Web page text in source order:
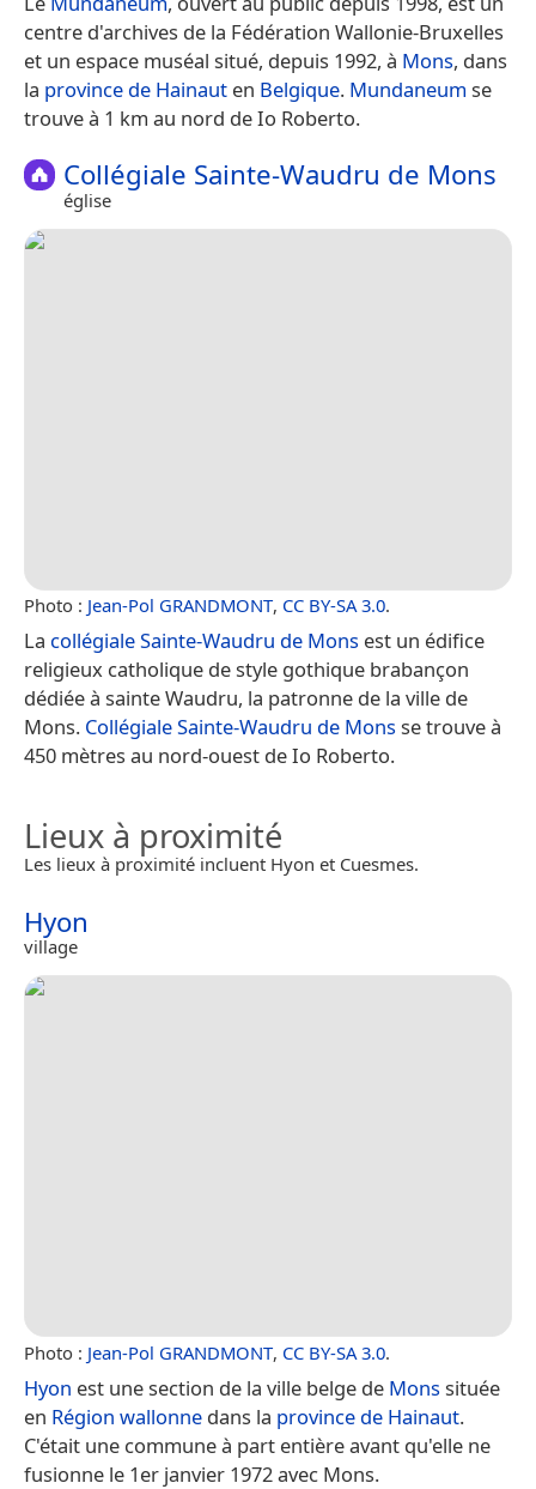
centre d'archives de la Fédération Wallonie-Bruxelles
et un espace muséal situé, depuis 1992, à Mons, dans
la province de Hainaut en Belgique. Mundaneum se
trouve à 1 km au nord de Io Roberto.
Collégiale Sainte-Waudru de Mons
église
Photo : Jean-Pol GRANDMONT, CC BY-SA 3.0.
La collégiale Sainte-Waudru de Mons est un édifice
religieux catholique de style gothique brabançon
dédiée à sainte Waudru, la patronne de la ville de
Mons. Collégiale Sainte-Waudru de Monsse trouve à
450 mètres au nord-ouest de Io Roberto.
Lieux à proximité
Les lieux à proximité incluent Hyon et Cuesmes.
Hyon
village
Photo : Jean-Pol GRANDMONT, CC BY-SA 3.0.
Hyon est une section de la ville belge de Monssituée
en Région wallonne dans la province de Hainaut.
C'était une commune à part entière avant qu'elle ne
fusionne le 1er janvier 1972 avec Mons.